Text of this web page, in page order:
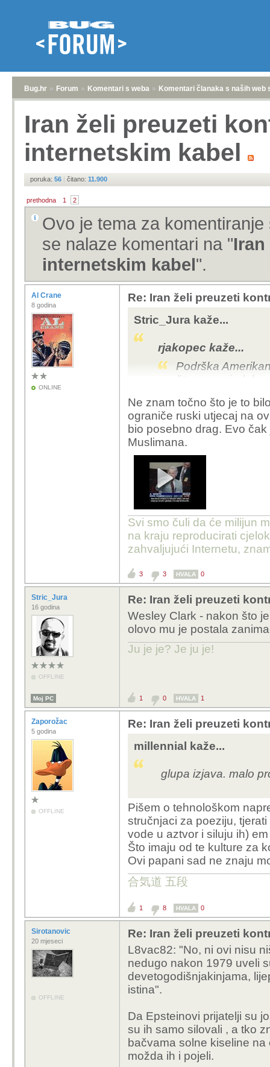
Bug.hr » Forum » Komentari s weba » Komentari članaka s naših web
Iran želi preuzeti
internetskim kabel
poruka: 56 | čitano: 11.900
prethodna 1 2
Ovo je tema za
se nalaze komentari na "
internetskim kabel".
Al Crane
8 godina
ONLINE
Re: Iran želi preuzeti
Stric_Jura kaže...
rjakopec kaže...
Podrška
što su
ali ne zato jer ih je
ta se prilika ne
Ne znam točno što je to
ograniče ruski utjecaj na
bio posebno drag. Evo
Muslimana.
Svi smo čuli da će milijun
na kraju reproducirati
zahvaljujući Internetu,
3 3 HVALA 0
Stric_Jura
16 godina
OFFLINE
Re: Iran želi preuzeti
Wesley Clark - nakon što
olovo mu je postala
Ju je je? Je ju je!
Moj PC 1 0 HVALA 1
Zaporožac
5 godina
OFFLINE
Re: Iran želi preuzeti
millennial kaže...
glupa izjava. malo
Pišem o tehnološkom
stručnjaci za poeziju,
vode u aztvor i siluju ih)
Što imaju od te kulture za
Ovi papani sad ne znaju
合気道 五段
1 8 HVALA 0
Sirotanovic
20 mjeseci
OFFLINE
Re: Iran želi preuzeti
L8vac82: "No, ni ovi nisu
nedugo nakon 1979 uveli
devetogodišnjakinjama,
istina".
Da Epsteinovi prijatelji su
su ih samo silovali , a tko
bačvama solne kiseline
možda ih i pojeli.